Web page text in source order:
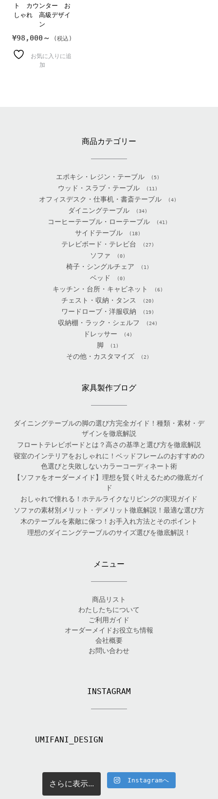
ト カウンター お
しゃれ 高級デザイ
ン
¥98,000～
お気に入りに追
加
商品カテゴリー
エポキシ・レジン・テーブル (5)
ウッド・スラブ・テーブル (11)
オフィスデスク・仕事机・書斎テーブル (4)
ダイニングテーブル (34)
コーヒーテーブル・ローテーブル (41)
サイドテーブル (18)
テレビボード・テレビ台 (27)
ソファ (0)
椅子・シングルチェア (1)
ベッド (0)
キッチン・台所・キャビネット (6)
チェスト・収納・タンス (20)
ワードローブ・洋服収納 (19)
収納棚・ラック・シェルフ (24)
ドレッサー (4)
脚 (1)
その他・カスタマイズ (2)
家具製作ブログ
ダイニングテーブルの脚の選び方完全ガイド！種類・素材・デ
ザインを徹底解説
フロートテレビボードとは？高さの基準と選び方を徹底解説
寝室のインテリアをおしゃれに！ベッドフレームのおすすめの
色選びと失敗しないカラーコーディネート術
【ソファをオーダーメイド】理想を賢く叶えるための徹底ガイ
ド
おしゃれで憧れる！ホテルライクなリビングの実現ガイド
ソファの素材別メリット・デメリット徹底解説！最適な選び方
木のテーブルを素敵に保つ！お手入れ方法とそのポイント
理想のダイニングテーブルのサイズ選びを徹底解説！
メニュー
商品リスト
わたしたちについて
ご利用ガイド
オーダーメイドお役立ち情報
会社概要
お問い合わせ
INSTAGRAM
UMIFANI_DESIGN
さらに表示... Instagramへ